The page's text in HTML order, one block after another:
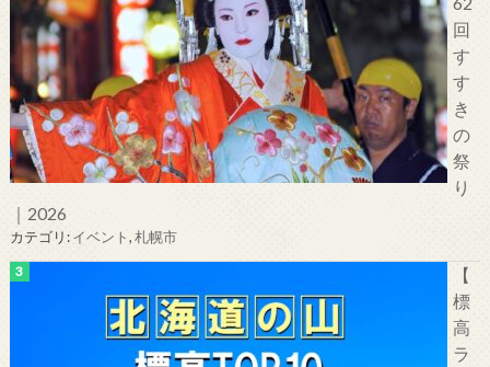
回
す
す
き
の
祭
り
｜2026
カテゴリ:イベント,札幌市
【
標
高
ラ